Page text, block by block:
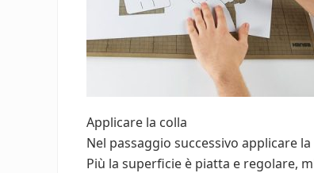
Applicare la colla
Nel passaggio successivo applicare
Più la superficie è piatta e regolare,